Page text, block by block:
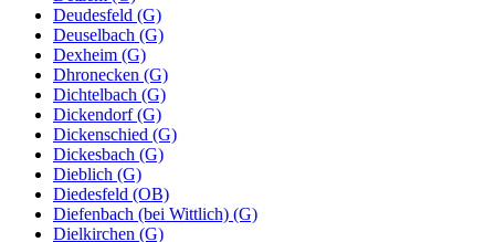
Deudesfeld (G)
Deuselbach (G)
Dexheim (G)
Dhronecken (G)
Dichtelbach (G)
Dickendorf (G)
Dickenschied (G)
Dickesbach (G)
Dieblich (G)
Diedesfeld (OB)
Diefenbach (bei Wittlich) (G)
Dielkirchen (G)